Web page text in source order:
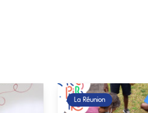
La Réunion